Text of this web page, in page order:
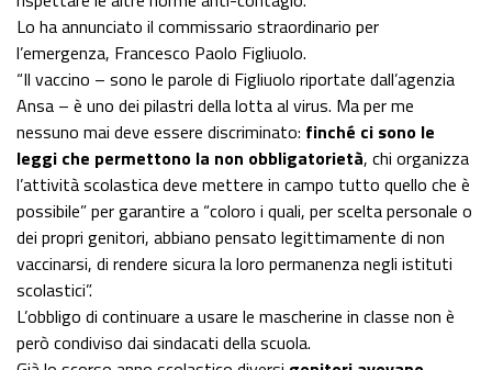
Lo ha annunciato il commissario straordinario per
l’emergenza, Francesco Paolo Figliuolo.
“Il vaccino – sono le parole di Figliuolo riportate dall’agenzia
Ansa – è uno dei pilastri della lotta al virus. Ma per me
nessuno mai deve essere discriminato: finché ci sono le
leggi che permettono la non obbligatorietà, chi organizza
l’attività scolastica deve mettere in campo tutto quello che è
possibile” per garantire a “coloro i quali, per scelta personale o
dei propri genitori, abbiano pensato legittimamente di non
vaccinarsi, di rendere sicura la loro permanenza negli istituti
scolastici”.
L’obbligo di continuare a usare le mascherine in classe non è
però condiviso dai sindacati della scuola.